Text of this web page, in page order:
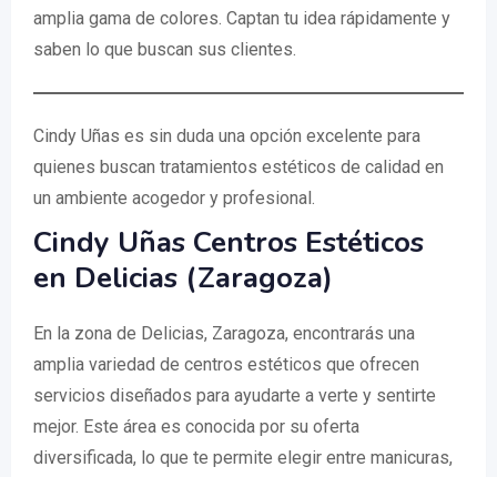
amplia gama de colores. Captan tu idea rápidamente y
saben lo que buscan sus clientes.
Cindy Uñas es sin duda una opción excelente para
quienes buscan tratamientos estéticos de calidad en
un ambiente acogedor y profesional.
Cindy Uñas Centros Estéticos
en Delicias (Zaragoza)
En la zona de Delicias, Zaragoza, encontrarás una
amplia variedad de centros estéticos que ofrecen
servicios diseñados para ayudarte a verte y sentirte
mejor. Este área es conocida por su oferta
diversificada, lo que te permite elegir entre manicuras,